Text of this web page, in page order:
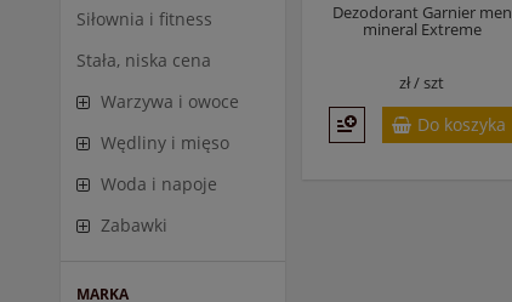
Siłownia i fitness
Stała, niska cena
Warzywa i owoce
Wędliny i mięso
Woda i napoje
Zabawki
MARKA
Dezodorant Garnier men
mineral Extreme
zł /szt
Do koszyka